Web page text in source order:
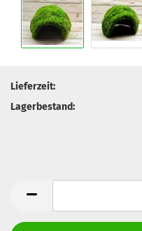
Lieferzeit:
Lagerbestand: